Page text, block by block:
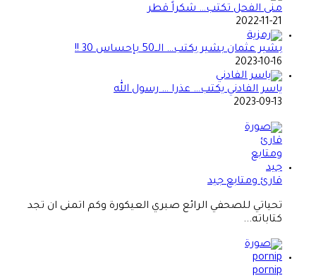
منى الفحل تكتب… شكراً قطر
2022-11-21
بشير عثمان بشير يكتب… الــ50 بإحساس 30 !!
2023-10-16
ياسر الفادني يكتب… عذرا … رسول الله
2023-09-13
قارئ ومتابع جيد
تحياتي للصحفي الرائع صبري العيكورة وكم اتمنى ان تجد
كتاباته...
pornip